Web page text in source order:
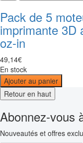
Pack de 5
imprimante 3D
oz-in
49,14€
En stock
Ajouter au panier
Retour en haut
Abonnez-vous
Nouveautés et offres